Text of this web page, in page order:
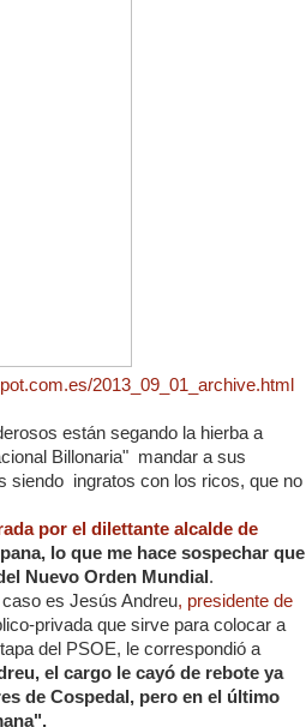
2013_09_01_archive.html
están segando la hierba a
Billonaria" mandar a sus
siendo ingratos con los ricos, que no
por el dilettante alcalde de
lo que me hace sospechar que
Nuevo Orden Mundial .
es Jesús Andreu, presidente de
privada que sirve para colocar a
del PSOE, le correspondió a
el cargo le cayó de rebote ya
de Cospedal, pero en el último